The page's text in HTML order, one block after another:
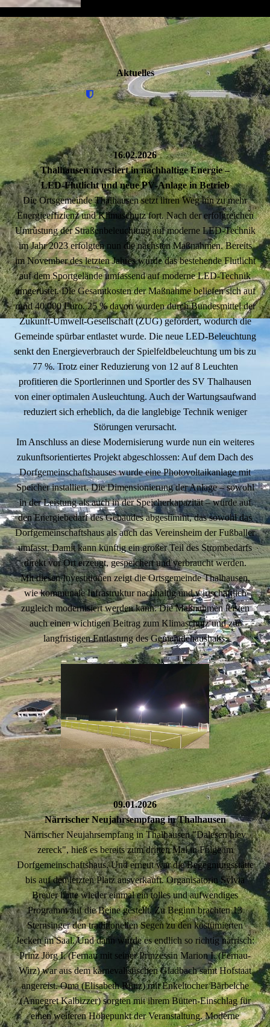
Aktuelles
16.02.2026
Thalhausen investiert in nachhaltige Energie –
LED‑Flutlicht und neue PV‑Anlage in Betrieb
Die Ortsgemeinde Thalhausen setzt ihren Weg hin zu mehr
Energieeffizienz und Klimaschutz fort. Nach der erfolgreichen
Umrüstung der Straßenbeleuchtung auf moderne LED-Technik
im Jahr 2023 erfolgten nun die nächsten Maßnahmen. Bereits
im November des letzten Jahres wurde das bestehende Flutlicht
auf dem Sportgelände umfassend auf moderne LED-Technik
umgerüstet. Die Gesamtkosten der Maßnahme beliefen sich auf
rund 40.000 Euro. 25 % davon wurden durch Bundesmittel der
Zukunft‑Umwelt‑Gesellschaft (ZUG) gefördert, wodurch die
Gemeinde spürbar entlastet wurde. Die neue LED‑Beleuchtung
senkt den Energieverbrauch der Spielfeldbeleuchtung um bis zu
77 %. Trotz einer Reduzierung von 12 auf 8 Leuchten
profitieren die Sportlerinnen und Sportler des SV Thalhausen
von einer optimalen Ausleuchtung. Auch der Wartungsaufwand
reduziert sich erheblich, da die langlebige Technik weniger
Störungen verursacht.
Im Anschluss an diese Modernisierung wurde nun ein weiteres
zukunftsorientiertes Projekt abgeschlossen: Auf dem Dach des
Dorfgemeinschaftshauses wurde eine Photovoltaikanlage mit
Speicher installiert. Die Dimensionierung der Anlage – sowohl
in der Leistung als auch in der Speicherkapazität – wurde auf
den Energiebedarf des Gebäudes abgestimmt, das sowohl das
Dorfgemeinschaftshaus als auch das Vereinsheim der Fußballer
umfasst. Damit kann künftig ein großer Teil des Strombedarfs
direkt vor Ort erzeugt, gespeichert und verbraucht werden.
Mit diesen Investitionen zeigt die Ortsgemeinde Thalhausen,
wie kommunale Infrastruktur nachhaltig und wirtschaftlich
zugleich modernisiert werden kann. Die Maßnahmen leisten
auch einen wichtigen Beitrag zum Klimaschutz und zur
langfristigen Entlastung des Gemeindehaushalts.
09.01.2026
Närrischer Neujahrsempfang in Thalhausen
Närrischer Neujahrsempfang in Thalhausen "Dalesen hiev
zereck", hieß es bereits zum dritten Mal in Folge im
Dorfgemeinschaftshaus. Und erneut war die Begegnungsstätte
bis auf den letzten Platz ausverkauft. Organisatorin Sylvia
Breuer hatte wieder einmal ein tolles und aufwendiges
Programm auf die Beine gestellt. Zu Beginn brachten 13
Sternsinger den traditionellen Segen zu den kostümierten
Jecken im Saal. Und dann wurde es endlich so richtig närrisch:
Prinz Jörg I. (Fernau mit seiner Prinzessin Marion I. (Fernau-
Wirz) war aus dem karnevalistischen Gladbach samt Hofstaat
angereist. Oma (Elisabeth Rünz) mit Enkeltocher Bärbelche
(Annegret Kalbizzer) sorgten mit ihrem Bütten-Einschlag für
einen weiteren Höhepunkt der Veranstaltung. Moderne